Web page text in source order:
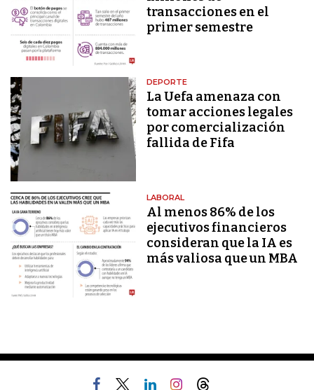
transacciones en el
primer semestre
DEPORTE
La Uefa amenaza con
tomar acciones legales
por comercialización
fallida de Fifa
LABORAL
Al menos 86% de los
ejecutivos financieros
consideran que la IA es
más valiosa que un MBA